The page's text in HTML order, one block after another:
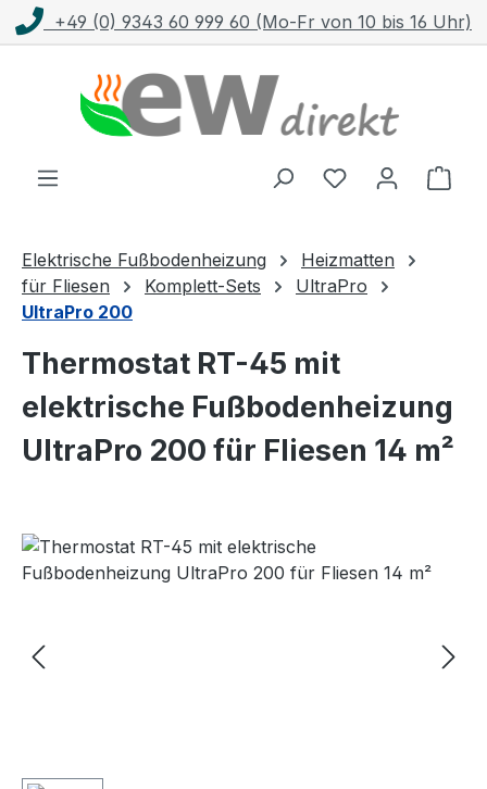
Zum Hauptinhalt springen
+49 (0) 9343 60 999 60 (Mo-Fr von 10 bis 16 Uhr)
Elektrische Fußbodenheizung
Heizmatten
für Fliesen
Komplett-Sets
UltraPro
UltraPro 200
Thermostat RT-45 mit
elektrische Fußbodenheizung
UltraPro 200 für Fliesen 14 m²
Bildergalerie überspringen